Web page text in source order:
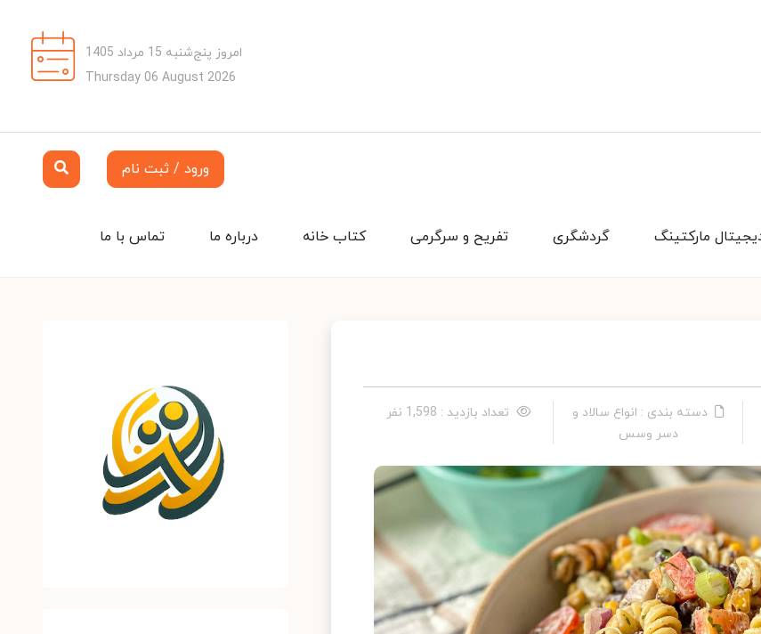
امروز پنج‌شنبه 15 مرداد 1405
Thursday 06 August 2026
ورود / ثبت نام
تماس با ما درباره ما کتاب خانه تفریح و سرگرمی گردشگری مارکتینگ
دسته بندی : انواع سالاد و
دسر وسس
تعداد بازدید : 1,598 نفر